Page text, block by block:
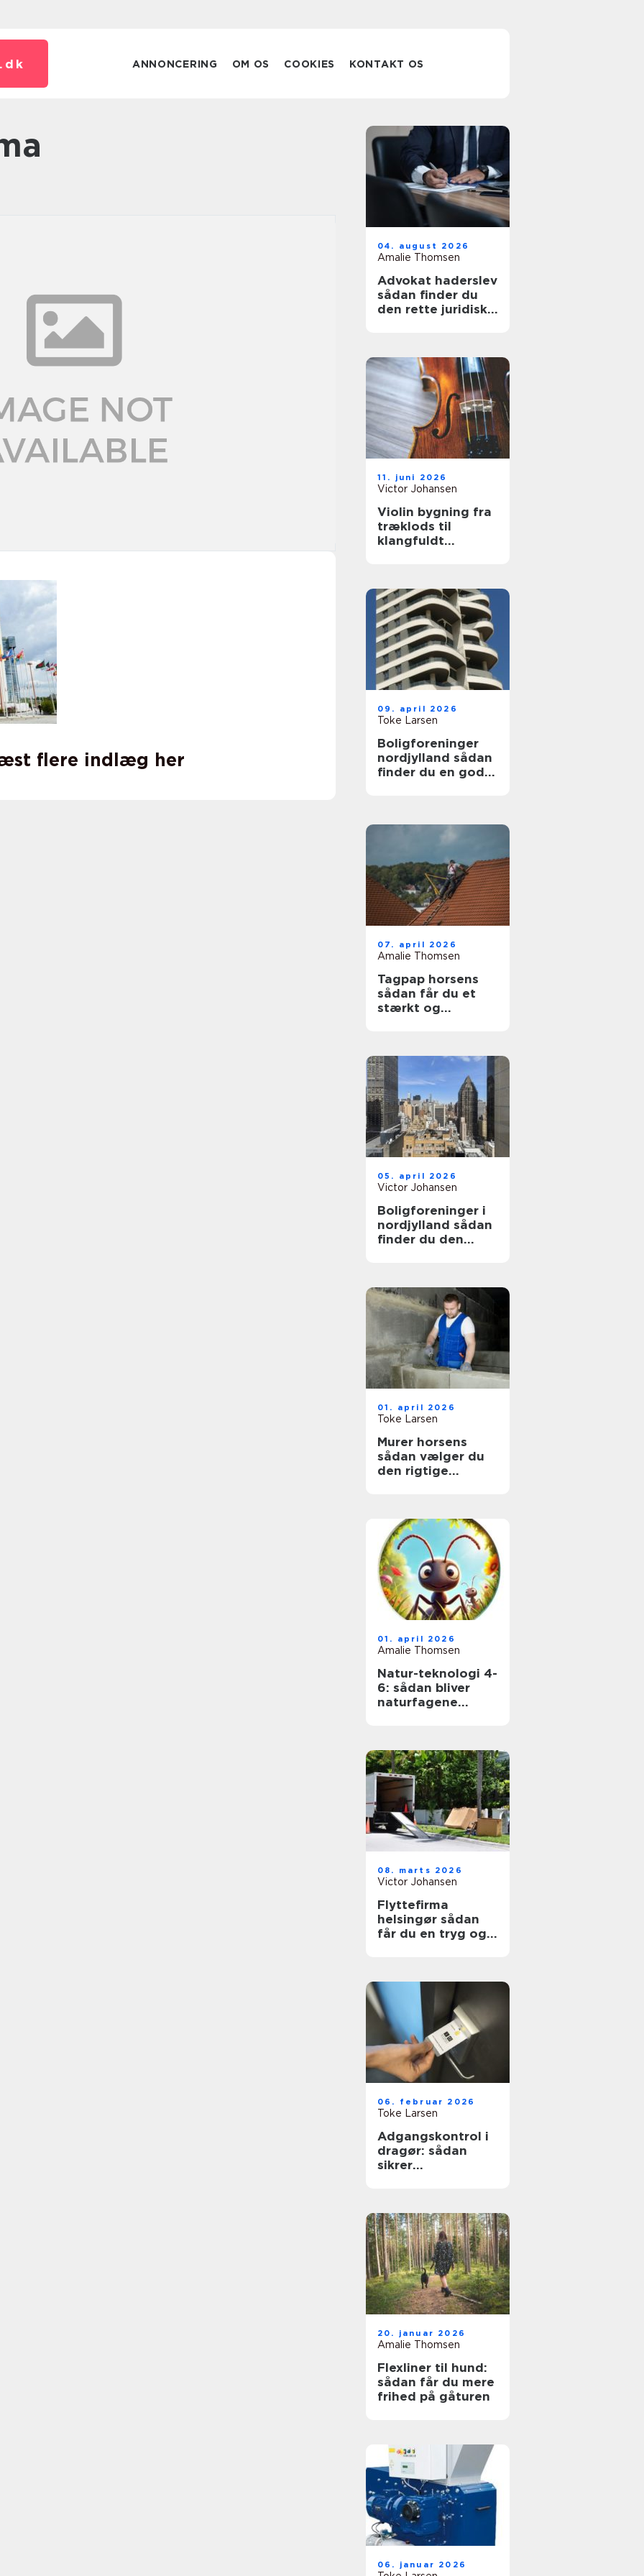
dk ANNONCERING OM OS COOKIES KONTAKT OS
flere indlæg her
04. august 2026
Amalie Thomsen
Advokat haderslev
sådan finder du
den rette juridiske
11. juni 2026
Victor Johansen
Violin bygning fra
træklods til
klangfuldt
09. april 2026
Toke Larsen
Boligforeninger
nordjylland sådan
finder du en god
07. april 2026
Amalie Thomsen
Tagpap horsens
sådan får du et
stærkt og
05. april 2026
Victor Johansen
Boligforeninger i
nordjylland sådan
finder du den
01. april 2026
Toke Larsen
Murer horsens
sådan vælger du
den rigtige
01. april 2026
Amalie Thomsen
Natur-teknologi 4-
6: sådan bliver
naturfagene
08. marts 2026
Victor Johansen
Flyttefirma
helsingør sådan
får du en tryg og
06. februar 2026
Toke Larsen
Adgangskontrol i
dragør: sådan
sikrer
20. januar 2026
Amalie Thomsen
Flexliner til hund:
sådan får du mere
frihed på gåturen
06. januar 2026